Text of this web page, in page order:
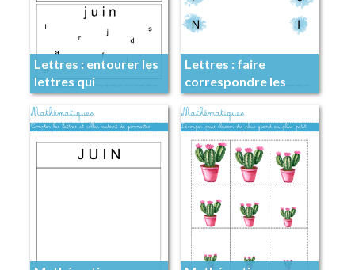
Lettres : entourer les
lettres qui
correspondent au
mot
Lettres : faire
correspondre les
lettres